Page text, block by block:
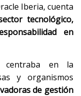
Iberia, cuenta
tecnológico,
en
en la
y organismos
de gestión